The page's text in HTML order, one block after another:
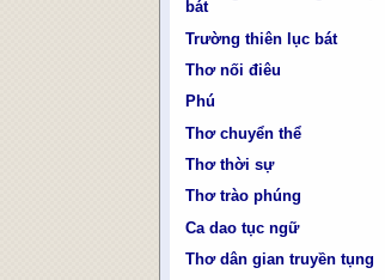
bát
Trường thiên lục bát
Thơ nối điêu
Phú
Thơ chuyển thể
Thơ thời sự
Thơ trào phúng
Ca dao tục ngữ
Thơ dân gian truyền tụng